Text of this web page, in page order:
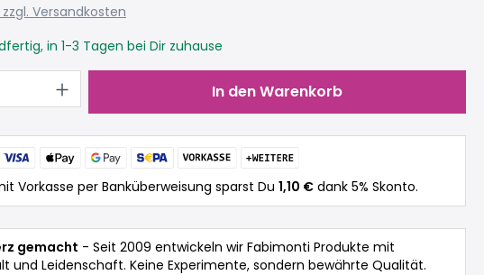
zzgl. Versandkosten
in 1-3 Tagen bei Dir zuhause
Gib den gewünschten Wert ein oder
In den Warenkorb
Vorkasse per Banküberweisung sparst Du 1,10 € dank 5% Skonto.
gemacht - Seit 2009 entwickeln wir Fabimonti Produkte mit
und Leidenschaft. Keine Experimente, sondern bewährte Qualität.